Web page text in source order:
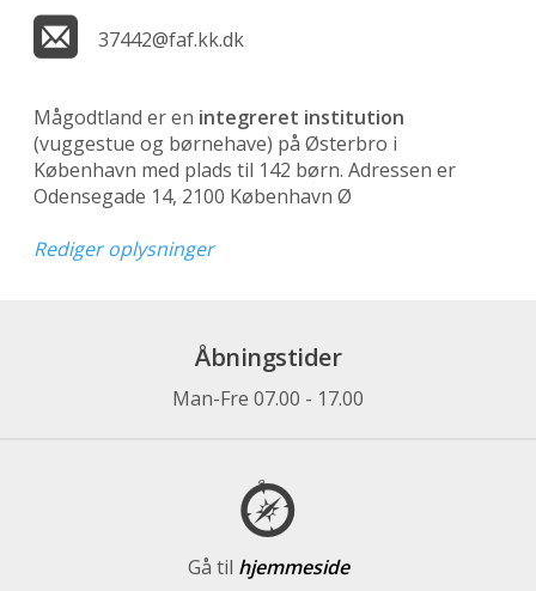
37442@faf.kk.dk
Mågodtland er en integreret institution
(vuggestue og børnehave) på Østerbro i
København med plads til 142 børn. Adressen er
Odensegade 14, 2100 København Ø
Rediger oplysninger
Åbningstider
Man-Fre 07.00 - 17.00
Gå til hjemmeside